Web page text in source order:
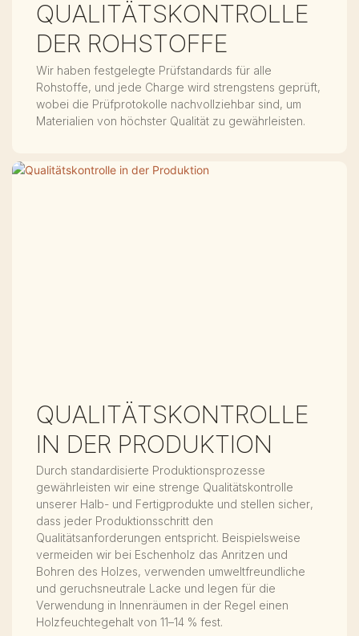
QUALITÄTSKONTROLLE
DER ROHSTOFFE
Wir haben festgelegte Prüfstandards für alle
Rohstoffe, und jede Charge wird strengstens geprüft,
wobei die Prüfprotokolle nachvollziehbar sind, um
Materialien von höchster Qualität zu gewährleisten.
QUALITÄTSKONTROLLE
IN DER PRODUKTION
Durch standardisierte Produktionsprozesse
gewährleisten wir eine strenge Qualitätskontrolle
unserer Halb- und Fertigprodukte und stellen sicher,
dass jeder Produktionsschritt den
Qualitätsanforderungen entspricht. Beispielsweise
vermeiden wir bei Eschenholz das Anritzen und
Bohren des Holzes, verwenden umweltfreundliche
und geruchsneutrale Lacke und legen für die
Verwendung in Innenräumen in der Regel einen
Holzfeuchtegehalt von 11–14 % fest.